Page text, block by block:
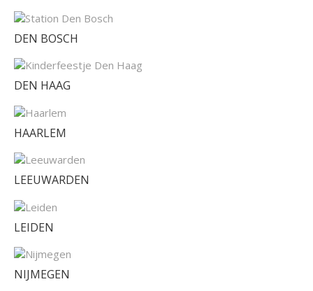
DEN BOSCH
DEN HAAG
HAARLEM
LEEUWARDEN
LEIDEN
NIJMEGEN